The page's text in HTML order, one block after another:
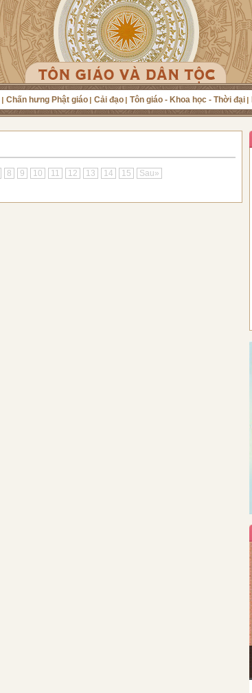
Chấn hưng Phật giáo Cải đạo Tôn giáo - Khoa học - Thời đại
8 9 10 11 12 13 14 15 Sau»